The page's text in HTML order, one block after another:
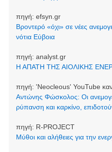
πηγή: efsyn.gr
Βροντερό «όχι» σε νέες
νότια Εύβοια
πηγή: analyst.gr
Η ΑΠΑΤΗ ΤΗΣ ΑΙΟΛΙΚΗΣ
πηγή: 'Neocleοus' YouTube
Αντώνης Φώσκολος: Οι
ρύπανση και καρκίνο,
πηγή: R-PROJECT
Μύθοι και αλήθειες για την